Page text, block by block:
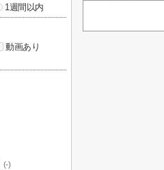
1週間以内
動画あり
(-)